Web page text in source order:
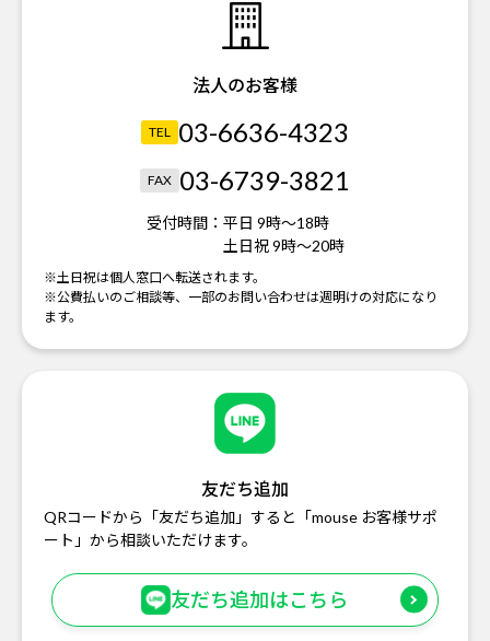
法人のお客様
TEL 03-6636-4323
FAX 03-6739-3821
受付時間： 平日 9時～18時
土日祝 9時～20時
※土日祝は個人窓口へ転送されます。
※公費払いのご相談等、一部のお問い合わせは週明けの対応になり
ます。
友だち追加
QRコードから「友だち追加」すると「mouse お客様サポ
ート」から相談いただけます。
友だち追加はこちら